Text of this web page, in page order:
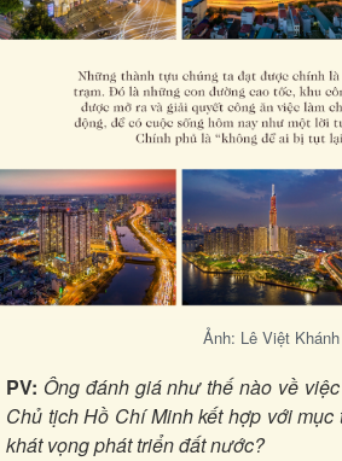
Ảnh: Lê Việt Khánh
PV: Ông đánh giá như thế nào về
Chủ tịch Hồ Chí Minh kết hợp với
khát vọng phát triển đất nước?